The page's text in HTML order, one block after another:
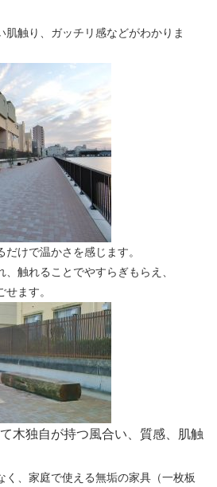
肌触り、ガッチリ感などがわかりま
けで温かさを感じます。
触れることでやすらぎもらえ、
ます。
木独自が持つ風合い、質感、肌触
く、家庭で使える無垢の家具（一枚板